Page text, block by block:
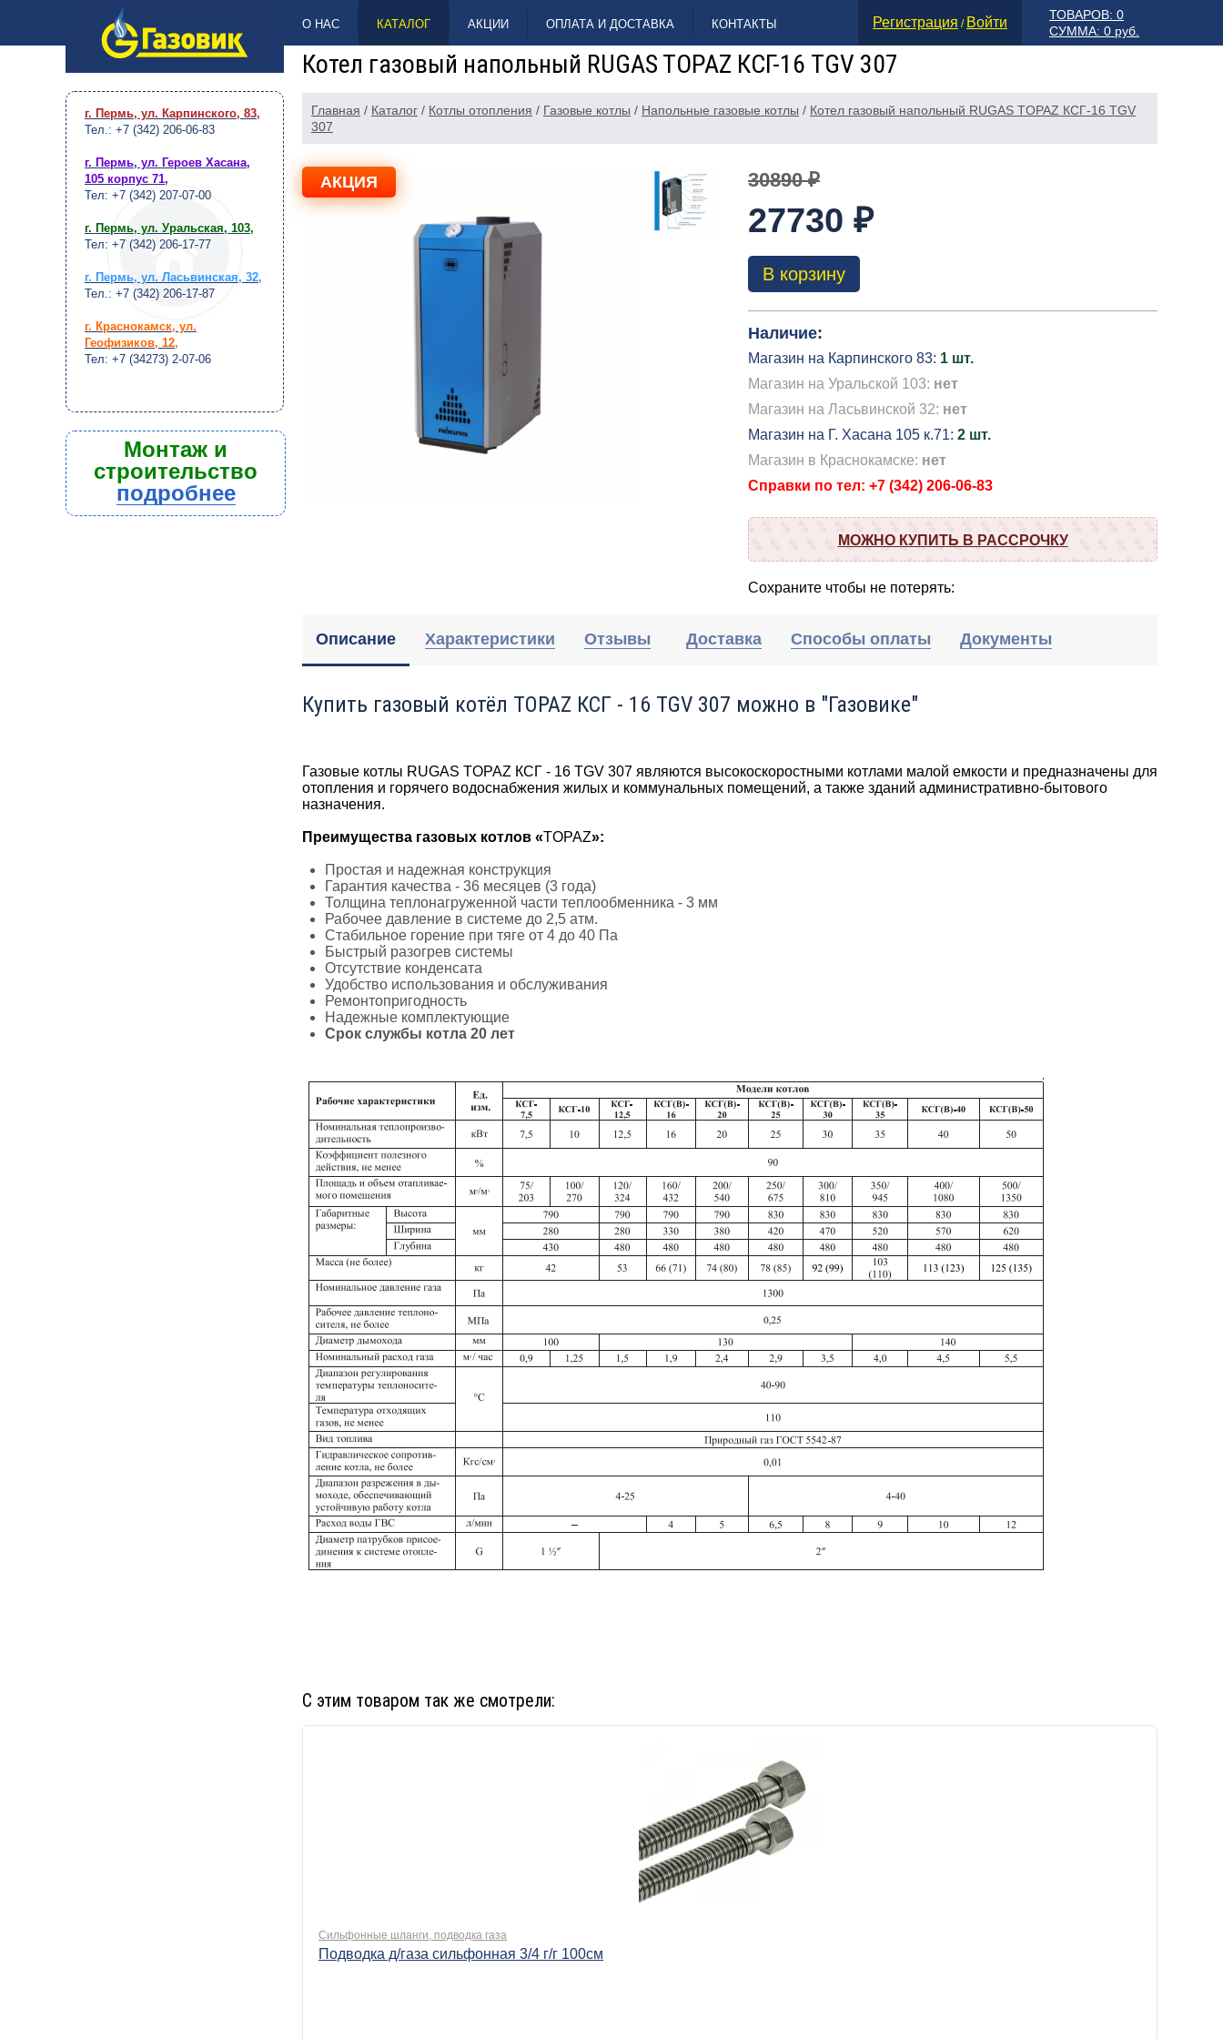
НАВЕРХ
О НАС КАТАЛОГ АКЦИИ ОПЛАТА И ДОСТАВКА КОНТАКТЫ
ТОВАРОВ: 0
СУММА: 0 руб.
Регистрация / Войти
Котел газовый напольный RUGAS TOPAZ КСГ-16 TGV 307
Главная / Каталог / Котлы отопления / Газовые котлы / Напольные газовые котлы / Котел газовый напольный RUGAS TOPAZ КСГ-16 TGV
307
АКЦИЯ 30890 ₽
27730 ₽
В корзину
Наличие:
Магазин на Карпинского 83: 1 шт.
Магазин на Уральской 103: нет
Магазин на Ласьвинской 32: нет
Магазин на Г. Хасана 105 к.71: 2 шт.
Магазин в Краснокамске: нет
Справки по тел: +7 (342) 206-06-83
МОЖНО КУПИТЬ В РАССРОЧКУ
Сохраните чтобы не потерять:
Описание Характеристики Отзывы Доставка Способы оплаты Документы
Купить газовый котёл TOPAZ КСГ - 16 TGV 307 можно в "Газовике"
Газовые котлы RUGAS TOPAZ КСГ - 16 TGV 307 являются высокоскоростными котлами малой емкости и предназначены для
отопления и горячего водоснабжения жилых и коммунальных помещений, а также зданий административно-бытового
назначения.
Преимущества газовых котлов «TOPAZ»:
Простая и надежная конструкция
Гарантия качества - 36 месяцев (3 года)
Толщина теплонагруженной части теплообменника - 3 мм
Рабочее давление в системе до 2,5 атм.
Стабильное горение при тяге от 4 до 40 Па
Быстрый разогрев системы
Отсутствие конденсата
Удобство использования и обслуживания
Ремонтопригодность
Надежные комплектующие
Срок службы котла 20 лет
С этим товаром так же смотрели:
Сильфонные шланги, подводка газа
Подводка д/газа сильфонная 3/4 г/г 100см
г. Пермь, ул. Карпинского, 83,
Тел.: +7 (342) 206-06-83
г. Пермь, ул. Героев Хасана,
105 корпус 71,
Тел: +7 (342) 207-07-00
г. Пермь, ул. Уральская, 103,
Тел: +7 (342) 206-17-77
г. Пермь, ул. Ласьвинская, 32,
Тел.: +7 (342) 206-17-87
г. Краснокамск, ул.
Геофизиков, 12,
Тел: +7 (34273) 2-07-06
Монтаж и
строительство
подробнее